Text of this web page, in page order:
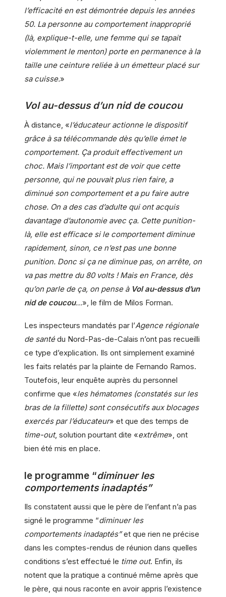
l’efficacité en est démontrée depuis les années
50. La personne au comportement inapproprié
(là, explique-t-elle, une femme qui se tapait
violemment le menton) porte en permanence à la
taille une ceinture reliée à un émetteur placé sur
sa cuisse.»
Vol au-dessus d’un nid de coucou
À distance, «l’éducateur actionne le dispositif
grâce à sa télécommande dès qu’elle émet le
comportement. Ça produit effectivement un
choc. Mais l’important est de voir que cette
personne, qui ne pouvait plus rien faire, a
diminué son comportement et a pu faire autre
chose. On a des cas d’adulte qui ont acquis
davantage d’autonomie avec ça. Cette punition-
là, elle est efficace si le comportement diminue
rapidement, sinon, ce n’est pas une bonne
punition. Donc si ça ne diminue pas, on arrête, on
va pas mettre du 80 volts ! Mais en France, dès
qu’on parle de ça, on pense à Vol au-dessus d’un
nid de coucou…», le film de Milos Forman.
Les inspecteurs mandatés par l’Agence régionale
de santédu Nord-Pas-de-Calais n’ont pas recueilli
ce type d’explication. Ils ont simplement examiné
les faits relatés par la plainte de Fernando Ramos.
Toutefois, leur enquête auprès du personnel
confirme que «les hématomes (constatés sur les
bras de la fillette) sont consécutifs aux blocages
exercés par l’éducateur» et que des temps de
time-out, solution pourtant dite «extrême», ont
bien été mis en place.
le programme “diminuer les
comportements inadaptés”
Ils constatent aussi que le père de l’enfant n’a pas
signé le programme “diminuer les
comportements inadaptés”et que rien ne précise
dans les comptes-rendus de réunion dans quelles
conditions s’est effectué le time out. Enfin, ils
notent que la pratique a continué même après que
le père, qui nous raconte en avoir appris l’existence